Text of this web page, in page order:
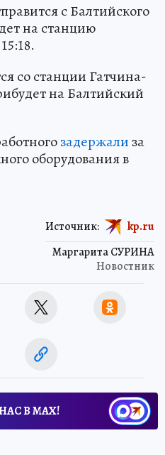
с Балтийского
на станцию
со станции Гатчина-
на Балтийский
задержали за
оборудования в
Маргарита СУРИНА
Новостник
Источник: kp.ru
В МАХ!